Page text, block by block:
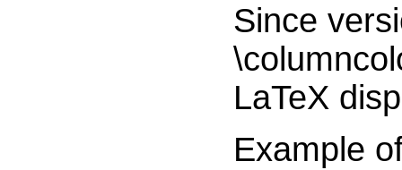
Since
LaTeX
Example